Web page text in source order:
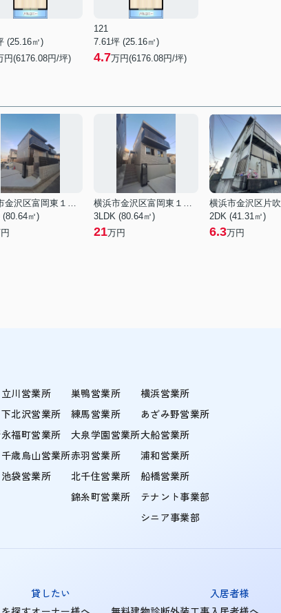
(25.16㎡)
円(6176.08円/坪)
121
7.61坪 (25.16㎡)
4.7万円(6176.08円/坪)
横浜市金沢区富岡東１丁目
(80.64㎡)
横浜市金沢区富岡東１丁目
3LDK (80.64㎡)
21万円
横浜市金沢区片吹
2DK (41.31㎡)
6.3万円
立川営業所
下北沢営業所
永福町営業所
千歳烏山営業所
池袋営業所
巣鴨営業所
練馬営業所
大泉学園営業所
赤羽営業所
北千住営業所
錦糸町営業所
横浜営業所
あざみ野営業所
大船営業所
浦和営業所
船橋営業所
テナント事業部
シニア事業部
貸したい
入居者様